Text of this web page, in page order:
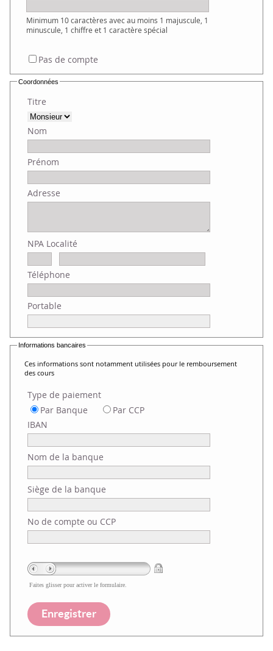
Minimum 10 caractères avec au moins 1 majuscule, 1
minuscule, 1 chiffre et 1 caractère spécial
Pas de compte
Coordonnées
Titre
Nom
Prénom
Adresse
NPA Localité
Téléphone
Portable
Informations bancaires
Ces informations sont notamment utilisées pour le remboursement
des cours
Type de paiement
Par Banque
Par CCP
IBAN
Nom de la banque
Siège de la banque
No de compte ou CCP
Faites glisser pour activer le formulaire.